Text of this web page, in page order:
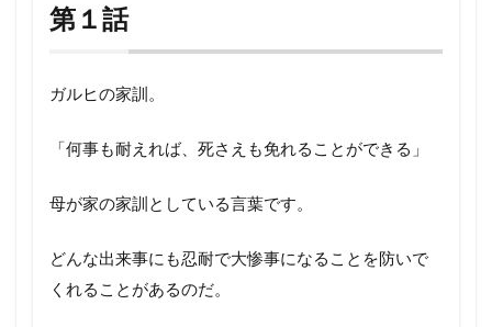
第１話
ガルヒの家訓。
「何事も耐えれば、死さえも免れることができる」
母が家の家訓としている言葉です。
どんな出来事にも忍耐で大惨事になることを防いで
くれることがあるのだ。